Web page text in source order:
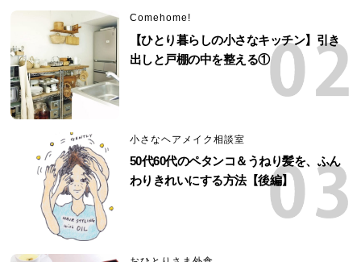
Comehome!
【ひとり暮らしの小さなキッチン】引き
出しと戸棚の中を整える①
小さなヘアメイク相談室
50代60代のペタンコ＆うねり髪を、ふん
わりきれいにする方法【後編】